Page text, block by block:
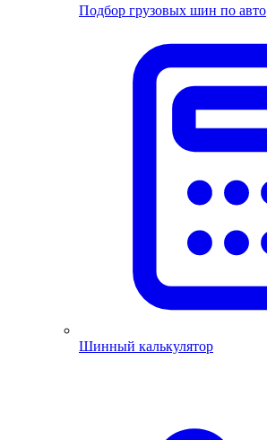
Подбор грузовых шин по авто
Шинный калькулятор